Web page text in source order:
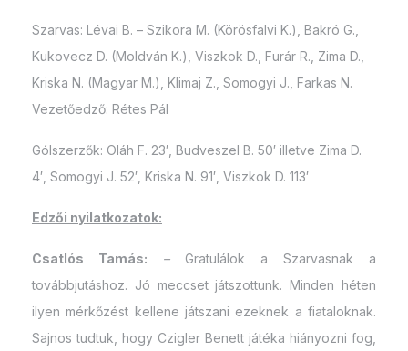
Szarvas: Lévai B. – Szikora M. (Körösfalvi K.), Bakró G.,
Kukovecz D. (Moldván K.), Viszkok D., Furár R., Zima D.,
Kriska N. (Magyar M.), Klimaj Z., Somogyi J., Farkas N.
Vezetőedző: Rétes Pál
Gólszerzők: Oláh F. 23′, Budveszel B. 50′ illetve Zima D.
4′, Somogyi J. 52′, Kriska N. 91′, Viszkok D. 113′
Edzői nyilatkozatok:
Csatlós Tamás: – Gratulálok a Szarvasnak a
továbbjutáshoz. Jó meccset játszottunk. Minden héten
ilyen mérkőzést kellene játszani ezeknek a fiataloknak.
Sajnos tudtuk, hogy Czigler Benett játéka hiányozni fog,